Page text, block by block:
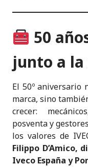
50
junto a
El 50º aniversario
marca, sino
crecer:
posventa y
los valores de
Filippo D’Amico,
Iveco España y